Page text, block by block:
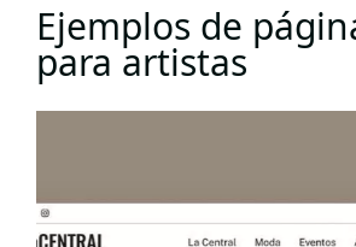
Ejemplos de
para artistas